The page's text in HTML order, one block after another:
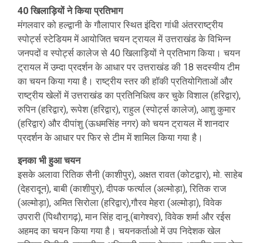
40 खिलाड़ियों ने किया प्रतिभाग
मंगलवार को हल्द्वानी के गौलापार स्थित इंदिरा गांधी अंतरराष्ट्रीय
स्पोर्ट्स स्टेडियम में आयोजित चयन ट्रायल में उत्तराखंड के विभिन्न
जनपदों व स्पोर्ट्स कालेज से 40 खिलाड़ियों ने प्रतिभाग किया। चयन
ट्रायल में उम्दा प्रदर्शन के आधार पर उत्तराखंड की 18 सदस्यीय टीम
का चयन किया गया है। राष्ट्रीय स्तर की हॉकी प्रतियोगिताओं और
राष्ट्रीय खेलों में उत्तराखंड का प्रतिनिधित्व कर चुके विशाल (हरिद्वार),
रुपिन (हरिद्वार), रूपेश (हरिद्वार), राहुल (स्पोर्ट्स कालेज), आशु कुमार
(हरिद्वार) और दीपांशु (ऊधमसिंह नगर) को चयन ट्रायल में शानदार
प्रदर्शन के आधार पर फिर से टीम में शामिल किया गया है।
इनका भी हुआ चयन
इसके अलावा रितिक सैनी (काशीपुर), अक्षत रावत (कोटद्वार), मो. साहेब
(देहरादून), बाबी (काशीपुर), दीपक फर्त्याल (अल्मोड़ा), रितिक राज
(अल्मोड़ा), अमित सिरोला (हरिद्वार),गौरव मेहरा (अल्मोड़ा), विवेक
उपरारी (पिथौरागढ़), मान सिंह दानू (बागेश्वर), विवेक शर्मा और रईस
अहमद का चयन किया गया है। चयनकर्ताओ में उप निदेशक खेल